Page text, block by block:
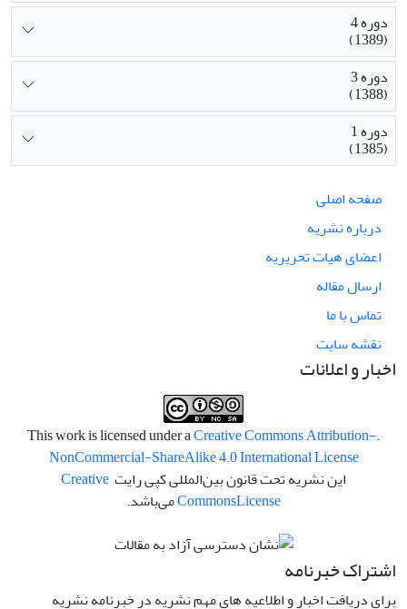
دوره 4
(1389)
دوره 3
(1388)
دوره 1
(1385)
صفحه اصلی
درباره نشریه
اعضای هیات تحریریه
ارسال مقاله
تماس با ما
نقشه سایت
اخبار و اعلانات
.This work is licensed under a
Creative Commons Attribution-
NonCommercial-ShareAlike 4.0 International License
این نشریه تحت قانون بین‌المللی کپی رایت Creative
CommonsLicense می‌باشد.
اشتراک خبرنامه
برای دریافت اخبار و اطلاعیه های مهم نشریه در خبرنامه نشریه